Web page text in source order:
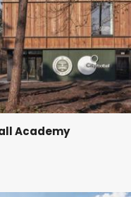
Academy